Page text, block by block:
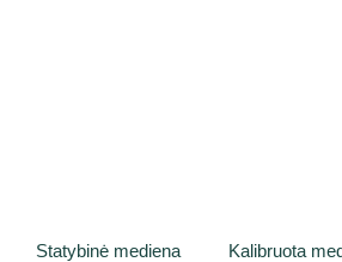
Statybinė mediena Kalibruota